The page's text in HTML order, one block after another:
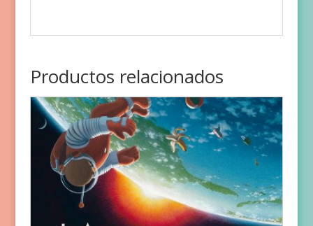
Productos relacionados